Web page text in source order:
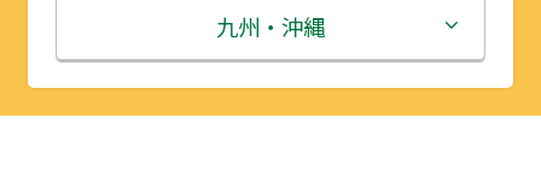
秋田県
山形県
埼玉県
千葉県
石川県
福井県
滋賀県
京都府
鳥取県
島根県
九州・沖縄
福岡県